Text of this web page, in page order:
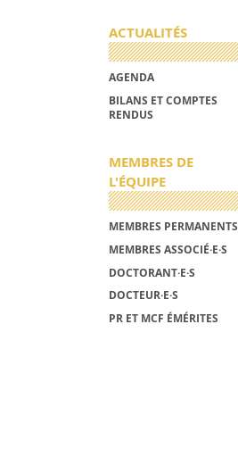
ACTUALITÉS
AGENDA
BILANS ET COMPTES
RENDUS
MEMBRES DE
L'ÉQUIPE
MEMBRES PERMANENTS
MEMBRES ASSOCIÉ·E·S
DOCTORANT·E·S
DOCTEUR·E·S
PR ET MCF ÉMÉRITES